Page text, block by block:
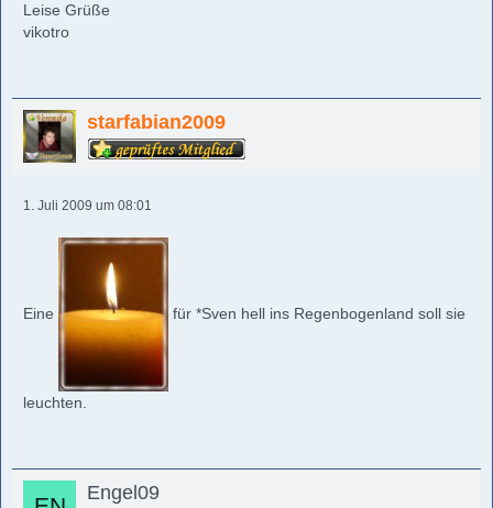
Leise Grüße
vikotro
starfabian2009
1. Juli 2009 um 08:01
Eine für *Sven hell ins Regenbogenland soll sie
leuchten.
Engel09